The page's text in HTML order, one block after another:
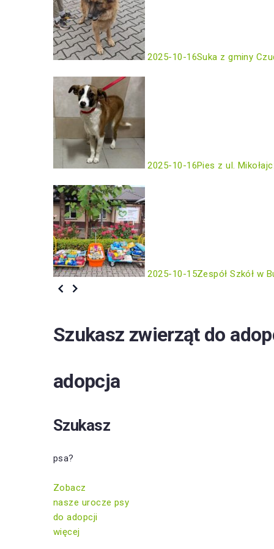
2025-10-16Suka z gminy
2025-10-16Pies z ul.
2025-10-15Zespół Szkół w
Szukasz zwierząt do
adopcja
Szukasz
psa?
Zobacz
nasze urocze psy
do adopcji
więcej